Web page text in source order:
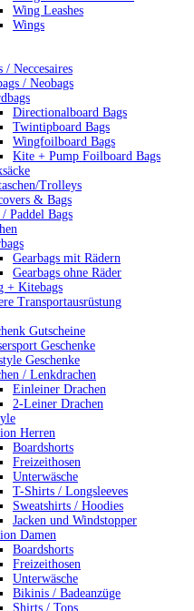
Wing Leashes
Wings
/ Neccesaires
/ Neobags
Directionalboard Bags
Twintipboard Bags
Wingfoilboard Bags
Kite + Pump Foilboard Bags
Trolleys
& Bags
/ Paddel Bags
Gearbags mit Rädern
Gearbags ohne Räder
+ Kitebags
Transportausrüstung
Gutscheine
Geschenke
Geschenke
/ Lenkdrachen
Einleiner Drachen
2-Leiner Drachen
Herren
Boardshorts
Freizeithosen
Unterwäsche
T-Shirts / Longsleeves
Sweatshirts / Hoodies
Jacken und Windstopper
Damen
Boardshorts
Freizeithosen
Unterwäsche
Bikinis / Badeanzüge
Shirts / Tops